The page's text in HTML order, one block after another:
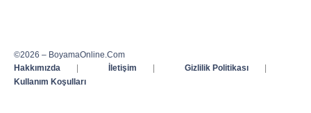
©2026 – BoyamaOnline.Com
Hakkımızda
| İletişim | Gizlilik Politikası
|
Kullanım Koşulları